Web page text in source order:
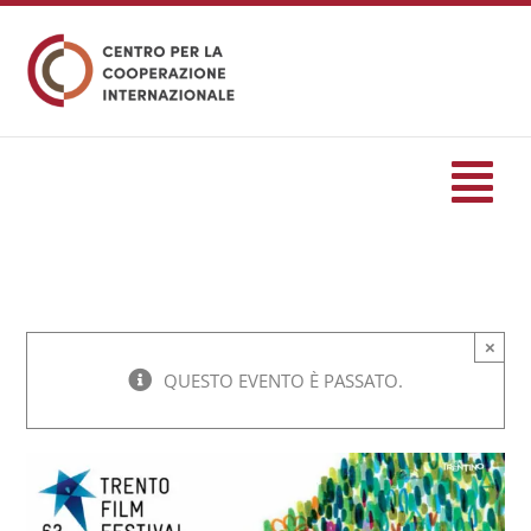
contenuto
Eventi
Servizi
QUESTO EVENTO È PASSATO.
×